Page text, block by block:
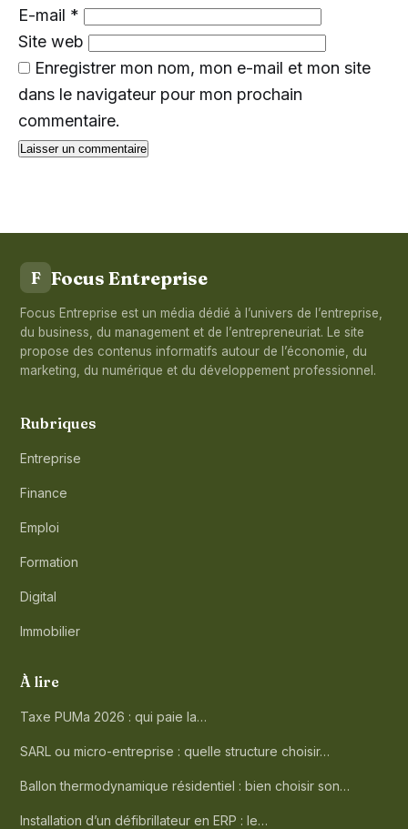
E-mail *
Site web
Enregistrer mon nom, mon e-mail et mon site
dans le navigateur pour mon prochain
commentaire.
F Focus Entreprise
Focus Entreprise est un média dédié à l’univers de l’entreprise,
du business, du management et de l’entrepreneuriat. Le site
propose des contenus informatifs autour de l’économie, du
marketing, du numérique et du développement professionnel.
Rubriques
Entreprise
Finance
Emploi
Formation
Digital
Immobilier
À lire
Taxe PUMa 2026 : qui paie la…
SARL ou micro-entreprise : quelle structure choisir…
Ballon thermodynamique résidentiel : bien choisir son…
Installation d’un défibrillateur en ERP : le…